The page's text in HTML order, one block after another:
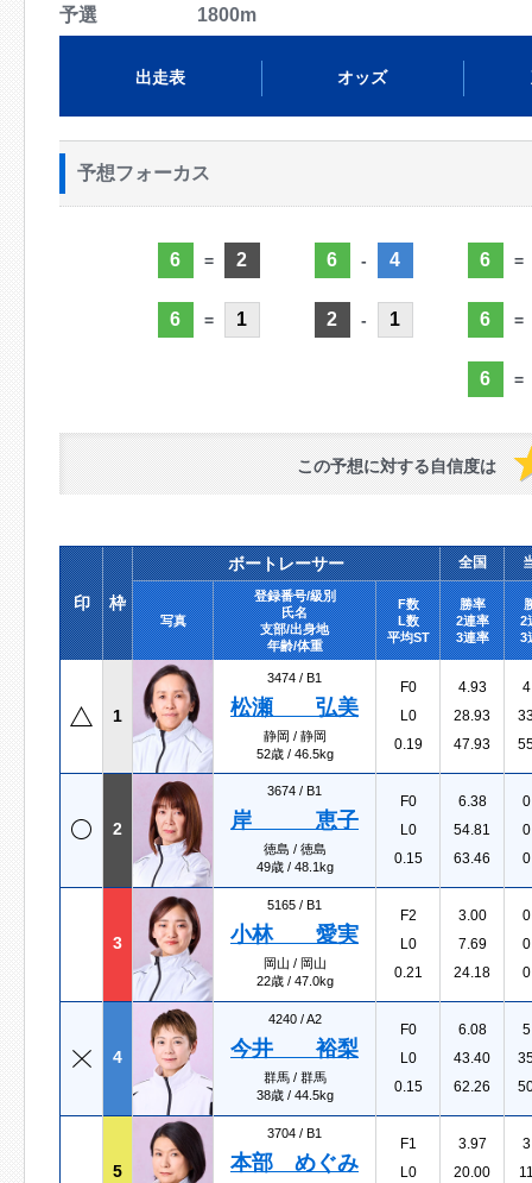
予選 1800m
出走表 オッズ
予想フォーカス
6 = 2
6 = 1
6 - 4
2 - 1
6 =
6 =
6 =
この予想に対する自信度は
印 枠
ボートレーサー 全国
写真
登録番号/級別
氏名
支部/出身地
年齢/体重
F数
L数
平均ST
勝率
2連率
3連率
2
3
1
3474 / B1
松瀬 弘美
静岡 / 静岡
52歳 / 46.5kg
F0
L0
0.19
4.93
28.93
47.93
2
3674 / B1
岸 恵子
徳島 / 徳島
49歳 / 48.1kg
F0
L0
0.15
6.38
54.81
63.46
3
5165 / B1
小林 愛実
岡山 / 岡山
22歳 / 47.0kg
F2
L0
0.21
3.00
7.69
24.18
4
4240 /A2
今井 裕梨
群馬 / 群馬
38歳 / 44.5kg
F0
L0
0.15
6.08
43.40
62.26
5
3704 / B1
本部 めぐみ
F1
L0
3.97
20.00